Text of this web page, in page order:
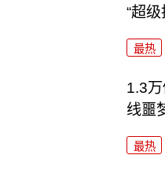
“超
最热
1.3
线噩
最热